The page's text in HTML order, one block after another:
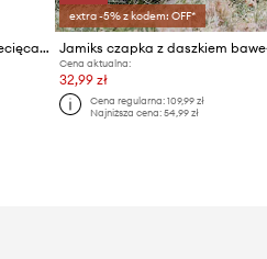
Jamiks czapka bawełniana dziecięca LEONARD
extra -5% z kodem: OFF*
Cena aktualna:
32,99 zł
Cena regularna: 109,99 zł
Najniższa cena: 54,99 zł